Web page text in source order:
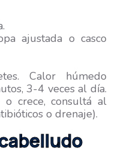
ajustada o casco
Calor húmedo
3-4 veces al día.
crece, consultá al
o drenaje).